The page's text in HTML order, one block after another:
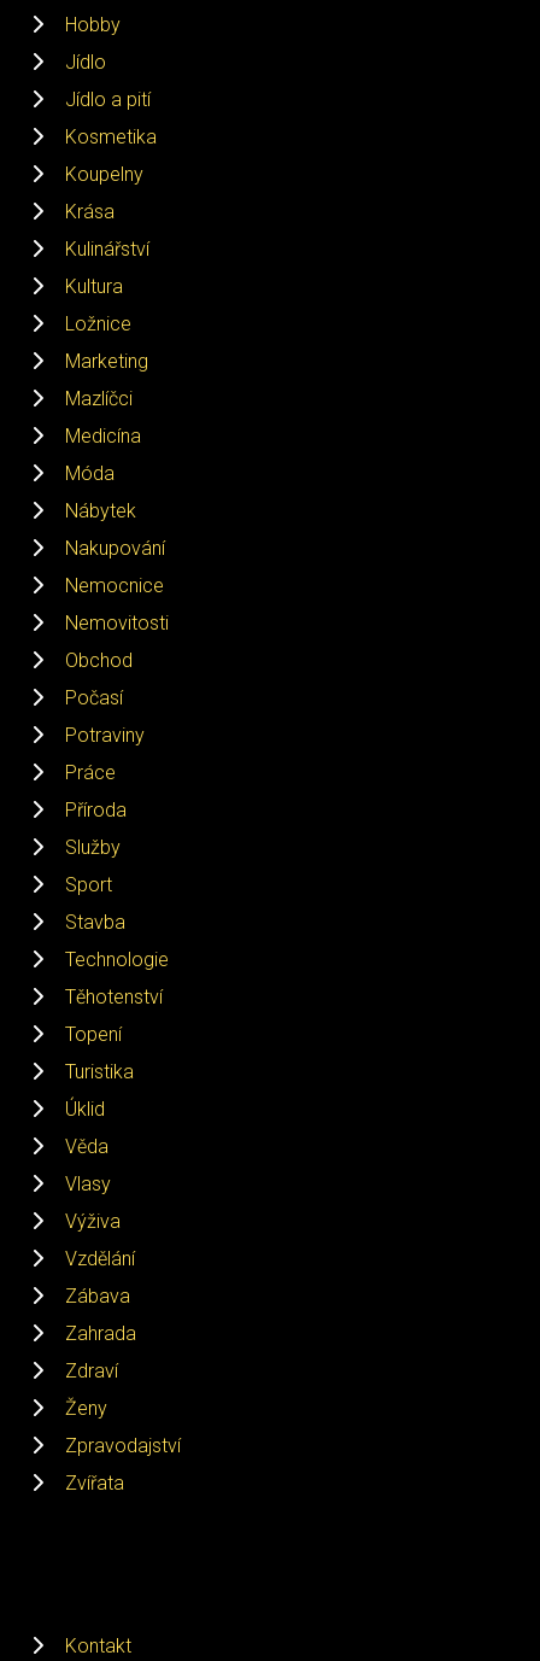
Hobby
Jídlo
Jídlo a pití
Kosmetika
Koupelny
Krása
Kulinářství
Kultura
Ložnice
Marketing
Mazlíčci
Medicína
Móda
Nábytek
Nakupování
Nemocnice
Nemovitosti
Obchod
Počasí
Potraviny
Práce
Příroda
Služby
Sport
Stavba
Technologie
Těhotenství
Topení
Turistika
Úklid
Věda
Vlasy
Výživa
Vzdělání
Zábava
Zahrada
Zdraví
Ženy
Zpravodajství
Zvířata
Kontakt